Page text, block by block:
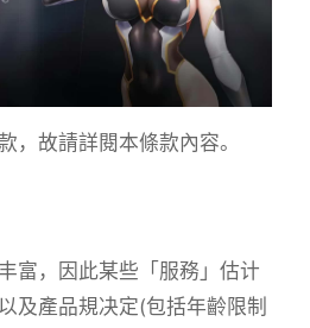
，故請詳閱本條款內容。
富，因此某些「服務」估计
及產品規决定(包括年齡限制